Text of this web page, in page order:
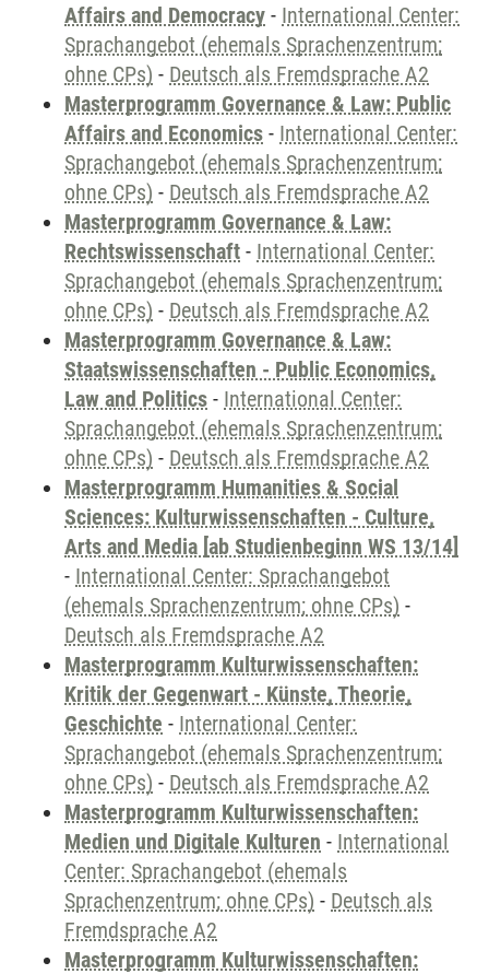
Affairs and Democracy - International Center:
Sprachangebot (ehemals Sprachenzentrum;
ohne CPs) - Deutsch als Fremdsprache A2
Masterprogramm Governance & Law: Public
Affairs and Economics - International Center:
Sprachangebot (ehemals Sprachenzentrum;
ohne CPs) - Deutsch als Fremdsprache A2
Masterprogramm Governance & Law:
Rechtswissenschaft - International Center:
Sprachangebot (ehemals Sprachenzentrum;
ohne CPs) - Deutsch als Fremdsprache A2
Masterprogramm Governance & Law:
Staatswissenschaften - Public Economics,
Law and Politics - International Center:
Sprachangebot (ehemals Sprachenzentrum;
ohne CPs) - Deutsch als Fremdsprache A2
Masterprogramm Humanities & Social
Sciences: Kulturwissenschaften - Culture,
Arts and Media [ab Studienbeginn WS 13/14]
- International Center: Sprachangebot
(ehemals Sprachenzentrum; ohne CPs) -
Deutsch als Fremdsprache A2
Masterprogramm Kulturwissenschaften:
Kritik der Gegenwart - Künste, Theorie,
Geschichte - International Center:
Sprachangebot (ehemals Sprachenzentrum;
ohne CPs) - Deutsch als Fremdsprache A2
Masterprogramm Kulturwissenschaften:
Medien und Digitale Kulturen - International
Center: Sprachangebot (ehemals
Sprachenzentrum; ohne CPs) - Deutsch als
Fremdsprache A2
Masterprogramm Kulturwissenschaften: